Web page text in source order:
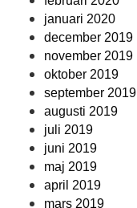
januari 2020
december 2019
november 2019
oktober 2019
september 2019
augusti 2019
juli 2019
juni 2019
maj 2019
april 2019
mars 2019